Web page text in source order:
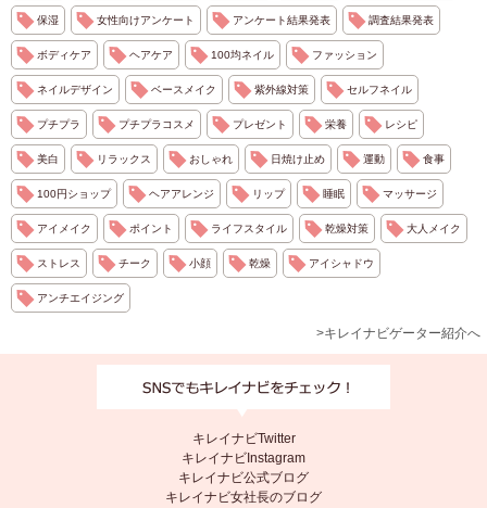
保湿 女性向けアンケート アンケート結果発表 調査結果発表
ボディケア ヘアケア 100均ネイル ファッション
ネイルデザイン ベースメイク 紫外線対策 セルフネイル
プチプラ プチプラコスメ プレゼント 栄養 レシピ
美白 リラックス おしゃれ 日焼け止め 運動 食事
100円ショップ ヘアアレンジ リップ 睡眠 マッサージ
アイメイク ポイント ライフスタイル 乾燥対策 大人メイク
ストレス チーク 小顔 乾燥 アイシャドウ
アンチエイジング
>キレイナビゲーター紹介へ
キレイナビTwitter
キレイナビInstagram
キレイナビ公式ブログ
キレイナビ女社長のブログ